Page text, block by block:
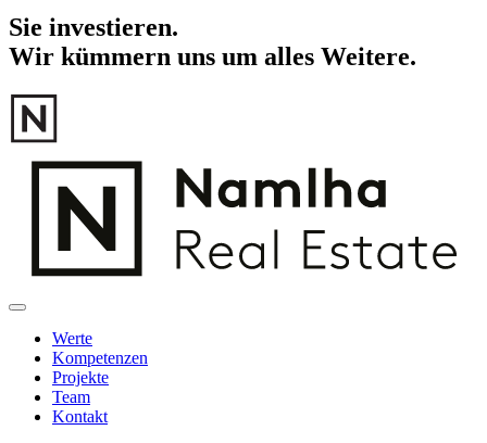
Sie investieren.
Wir kümmern uns um alles Weitere.
Werte
Kompetenzen
Projekte
Team
Kontakt